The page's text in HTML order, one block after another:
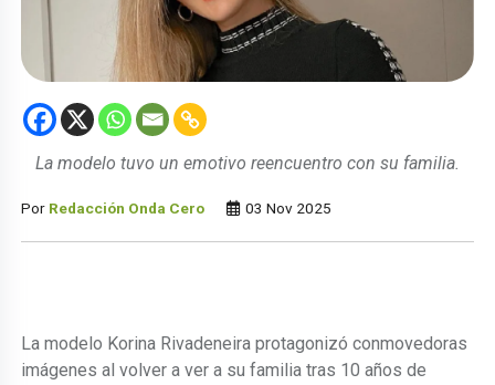
La modelo tuvo un emotivo reencuentro con su familia.
Por Redacción Onda Cero 03 Nov 2025
La modelo Korina Rivadeneira protagonizó conmovedoras
imágenes al volver a ver a su familia tras 10 años de